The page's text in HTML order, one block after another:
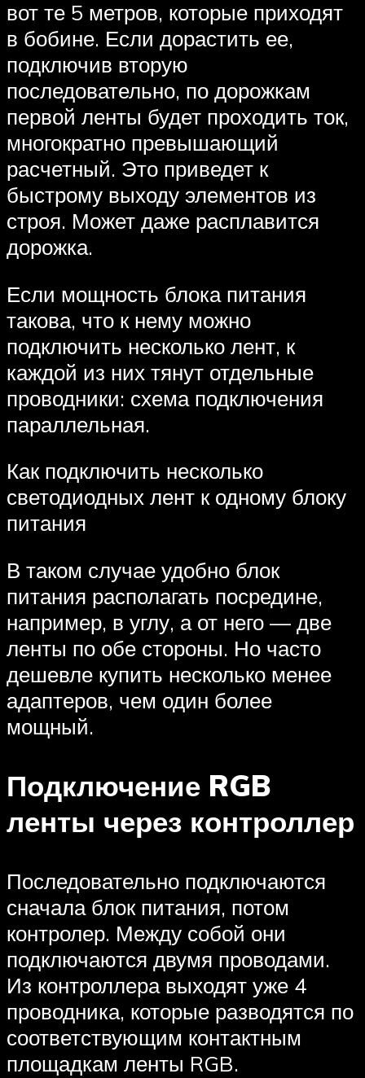
вот те 5 метров, которые приходят
в бобине. Если дорастить ее,
подключив вторую
последовательно, по дорожкам
первой ленты будет проходить ток,
многократно превышающий
расчетный. Это приведет к
быстрому выходу элементов из
строя. Может даже расплавится
дорожка.
Если мощность блока питания
такова, что к нему можно
подключить несколько лент, к
каждой из них тянут отдельные
проводники: схема подключения
параллельная.
Как подключить несколько
светодиодных лент к одному блоку
питания
В таком случае удобно блок
питания располагать посредине,
например, в углу, а от него — две
ленты по обе стороны. Но часто
дешевле купить несколько менее
адаптеров, чем один более
мощный.
Подключение RGB
ленты через контроллер
Последовательно подключаются
сначала блок питания, потом
контролер. Между собой они
подключаются двумя проводами.
Из контроллера выходят уже 4
проводника, которые разводятся по
соответствующим контактным
площадкам ленты RGB.